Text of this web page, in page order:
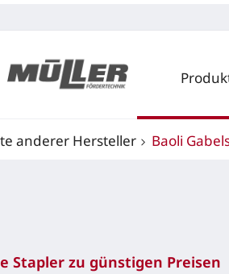
anderer Hersteller Baoli
Stapler zu günstigen Preisen